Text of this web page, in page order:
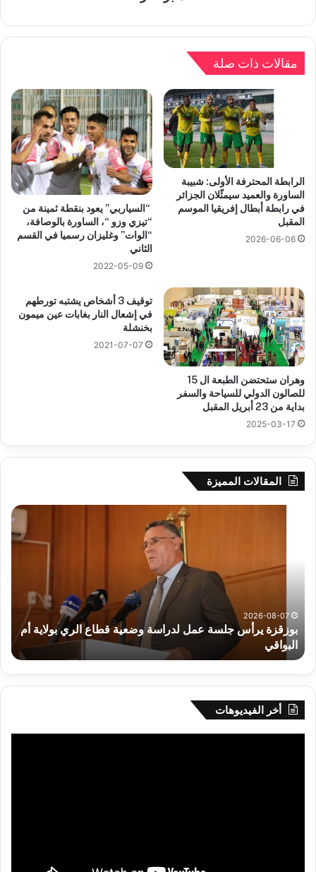
مقالات ذات صلة
الرابطة المحترفة الأولى: شبيبة
الساورة والعميد سيمثّلان الجزائر
في رابطة أبطال إفريقيا الموسم
المقبل
2026-06-06
“السياربي” يعود بنقطة ثمينة من
“تيزي وزو “، الساورة بالوصافة،
“الوات” وغليزان رسميا في القسم
الثاني
2022-05-09
وهران ستحتضن الطبعة ال 15
للصالون الدولي للسياحة والسفر
بداية من 23 أبريل المقبل
2025-03-17
توقيف 3 أشخاص يشتبه تورطهم
في إشعال النار بغابات عين ميمون
بخنشلة
2021-07-07
المقالات المميزة
لدراسة
الري
بولاية
البواقي
2026-08-07
بوزقزة يرأس جلسة عمل لدراسة وضعية قطاع الري بولاية أم
البواقي
أخر الفيديوهات